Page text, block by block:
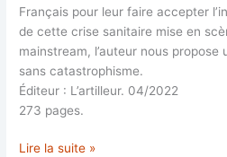
Français pour leur faire accepter
de cette crise sanitaire mise en
mainstream, l’auteur nous
sans catastrophisme.
Éditeur : L’artilleur. 04/2022
273 pages.
Covid
Lire la suite »